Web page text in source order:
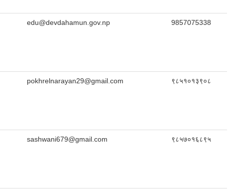
edu@devdahamun.gov.np 9857075338
pokhrelnarayan29@gmail.com ९८५१०१३९०८
sashwani679@gmail.com ९८५७०१६८९५